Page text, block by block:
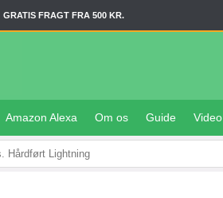
GRATIS FRAGT FRA 500 KR.
Amazon Alexa Om os Guide